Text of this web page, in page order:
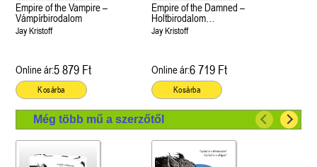
Empire of the Vampire –
Vámpírbirodalom
Jay Kristoff
Online ár:5 879 Ft
Kosárba
Empire of the Damned –
Holtbirodalom
(Vámpírbirodalom 2.)
Jay Kristoff
Online ár:6 719 Ft
Kosárba
Még több mű a szerzőtől